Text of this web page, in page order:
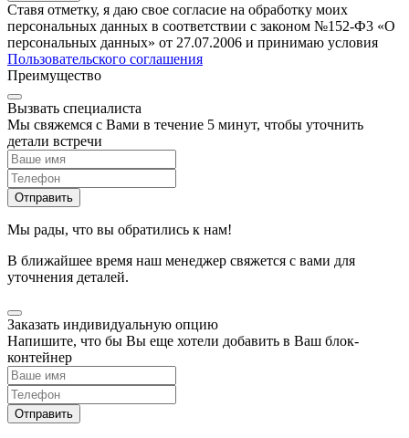
Ставя отметку, я даю свое согласие на обработку моих
персональных данных в соответствии с законом №152-Ф3 «О
персональных данных» от 27.07.2006 и принимаю условия
Пользовательского соглашения
Преимущество
Вызвать специалиста
Мы свяжемся с Вами в течение 5 минут, чтобы уточнить
детали встречи
Мы рады, что вы обратились к нам!
В ближайшее время наш менеджер свяжется с вами для
уточнения деталей.
Заказать индивидуальную опцию
Напишите, что бы Вы еще хотели добавить в Ваш блок-
контейнер